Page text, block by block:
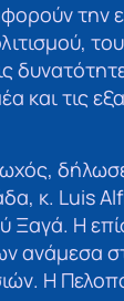
την
και τις
κ. Luis
Ξαγά. Η
ανάμεσα
Η